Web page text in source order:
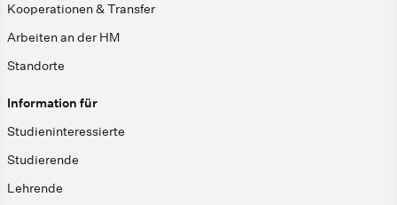
Kooperationen & Transfer
Arbeiten an der HM
Standorte
Information für
Studieninteressierte
Studierende
Lehrende